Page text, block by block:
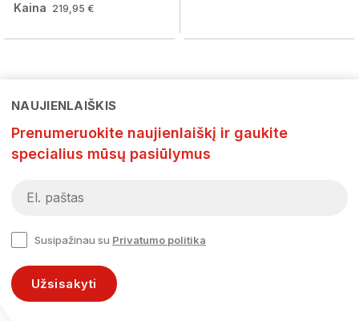
Kaina 219,95 €
NAUJIENLAIŠKIS
Prenumeruokite naujienlaiškį ir gaukite
specialius mūsų pasiūlymus
Susipažinau su Privatumo politika
Užsisakyti